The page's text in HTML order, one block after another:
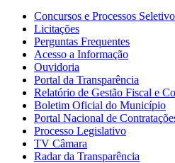
Concursos e Processos
Licitações
Perguntas Frequentes
Acesso a Informação
Ouvidoria
Portal da Transparência
Relatório de Gestão Fiscal e
Boletim Oficial do Município
Portal Nacional de
Processo Legislativo
TV Câmara
Radar da Transparência